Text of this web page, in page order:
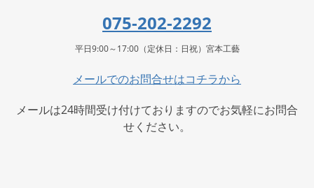
075-202-2292
平日9:00～17:00（定休日：日祝）宮本工藝
メールでのお問合せはコチラから
メールは24時間受け付けておりますのでお気軽にお問合
せください。